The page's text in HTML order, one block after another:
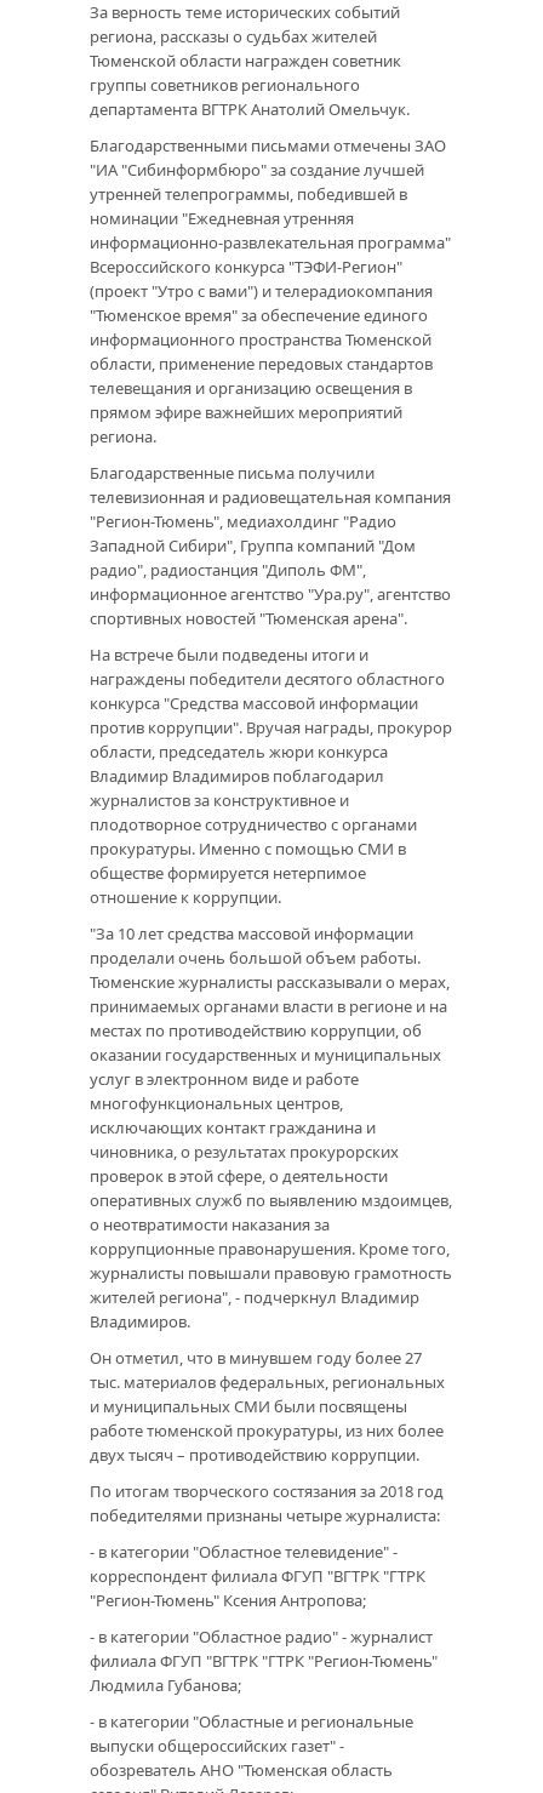
За верность теме исторических событий
региона, рассказы о судьбах жителей
Тюменской области награжден советник
группы советников регионального
департамента ВГТРК Анатолий Омельчук.
Благодарственными письмами отмечены ЗАО
"ИА "Сибинформбюро" за создание лучшей
утренней телепрограммы, победившей в
номинации "Ежедневная утренняя
информационно-развлекательная программа"
Всероссийского конкурса "ТЭФИ-Регион"
(проект "Утро с вами") и телерадиокомпания
"Тюменское время" за обеспечение единого
информационного пространства Тюменской
области, применение передовых стандартов
телевещания и организацию освещения в
прямом эфире важнейших мероприятий
региона.
Благодарственные письма получили
телевизионная и радиовещательная компания
"Регион-Тюмень", медиахолдинг "Радио
Западной Сибири", Группа компаний "Дом
радио", радиостанция "Диполь ФМ",
информационное агентство "Ура.ру", агентство
спортивных новостей "Тюменская арена".
На встрече были подведены итоги и
награждены победители десятого областного
конкурса "Средства массовой информации
против коррупции". Вручая награды, прокурор
области, председатель жюри конкурса
Владимир Владимиров поблагодарил
журналистов за конструктивное и
плодотворное сотрудничество с органами
прокуратуры. Именно с помощью СМИ в
обществе формируется нетерпимое
отношение к коррупции.
"За 10 лет средства массовой информации
проделали очень большой объем работы.
Тюменские журналисты рассказывали о мерах,
принимаемых органами власти в регионе и на
местах по противодействию коррупции, об
оказании государственных и муниципальных
услуг в электронном виде и работе
многофункциональных центров,
исключающих контакт гражданина и
чиновника, о результатах прокурорских
проверок в этой сфере, о деятельности
оперативных служб по выявлению мздоимцев,
о неотвратимости наказания за
коррупционные правонарушения. Кроме того,
журналисты повышали правовую грамотность
жителей региона", - подчеркнул Владимир
Владимиров.
Он отметил, что в минувшем году более 27
тыс. материалов федеральных, региональных
и муниципальных СМИ были посвящены
работе тюменской прокуратуры, из них более
двух тысяч – противодействию коррупции.
По итогам творческого состязания за 2018 год
победителями признаны четыре журналиста:
- в категории "Областное телевидение" -
корреспондент филиала ФГУП "ВГТРК "ГТРК
"Регион-Тюмень" Ксения Антропова;
- в категории "Областное радио" - журналист
филиала ФГУП "ВГТРК "ГТРК "Регион-Тюмень"
Людмила Губанова;
- в категории "Областные и региональные
выпуски общероссийских газет" -
обозреватель АНО "Тюменская область